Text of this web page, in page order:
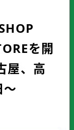
を開
屋、高